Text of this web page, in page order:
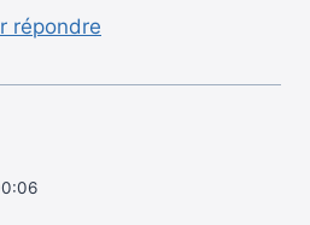
répondre